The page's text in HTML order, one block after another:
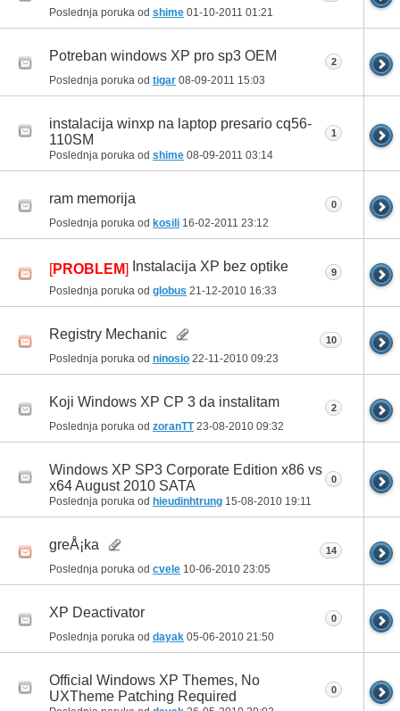
Poslednja poruka od shime 01-10-2011 01:21
Potreban windows XP pro sp3 OEM
Poslednja poruka od tigar 08-09-2011 15:03
2
instalacija winxp na laptop presario cq56-
110SM
Poslednja poruka od shime 08-09-2011 03:14
1
ram memorija
Poslednja poruka od kosili 16-02-2011 23:12
0
[PROBLEM] Instalacija XP bez optike
Poslednja poruka od globus 21-12-2010 16:33
9
Registry Mechanic
Poslednja poruka od ninosio 22-11-2010 09:23
10
Koji Windows XP CP 3 da instalitam
Poslednja poruka od zoranTT 23-08-2010 09:32
2
Windows XP SP3 Corporate Edition x86 vs
x64 August 2010 SATA
Poslednja poruka od hieudinhtrung 15-08-2010 19:11
0
greÅ¡ka
Poslednja poruka od cvele 10-06-2010 23:05
14
XP Deactivator
Poslednja poruka od dayak 05-06-2010 21:50
0
Official Windows XP Themes, No
UXTheme Patching Required
0